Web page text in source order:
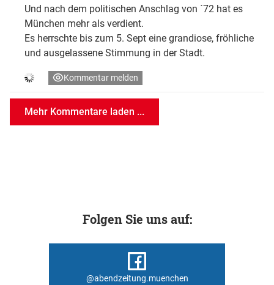
Und nach dem politischen Anschlag von ´72 hat es
München mehr als verdient.
Es herrschte bis zum 5. Sept eine grandiose, fröhliche
und ausgelassene Stimmung in der Stadt.
Kommentar melden
Mehr Kommentare laden ...
Folgen Sie uns auf:
@abendzeitung.muenchen